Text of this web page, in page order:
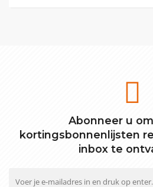
Abonneer u
kortingsbonnenlijsten
inbox te